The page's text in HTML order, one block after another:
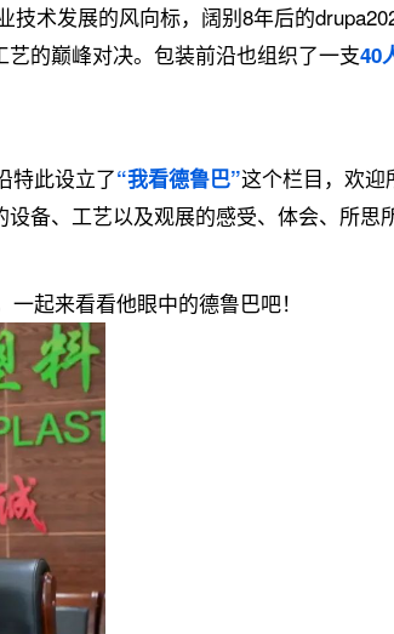
技术发展的风向标，阔别8年后的
的巅峰对决。包装前沿也组织了一支40
特此设立了“我看德鲁巴”这个栏目，欢迎
备、工艺以及观展的感受、体会、所思
一起来看看他眼中的德鲁巴吧！